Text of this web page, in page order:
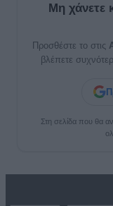
Μη χάνετε
Προσθέστε το στις
βλέπετε
Στη σελίδα που θα